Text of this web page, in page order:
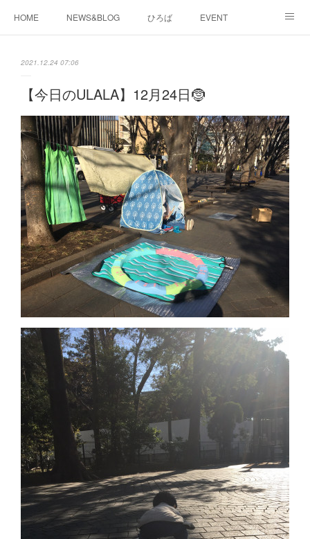
HOME NEWS&BLOG ひろば EVENT
2021.12.24 07:06
【今日のULALA】12月24日🤶